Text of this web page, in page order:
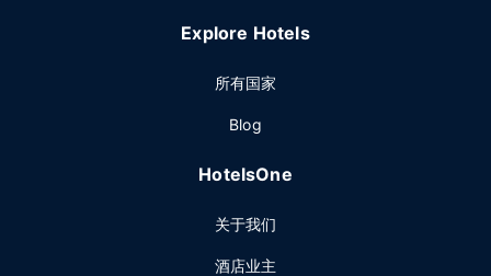
Explore Hotels
所有国家
Blog
HotelsOne
关于我们
酒店业主